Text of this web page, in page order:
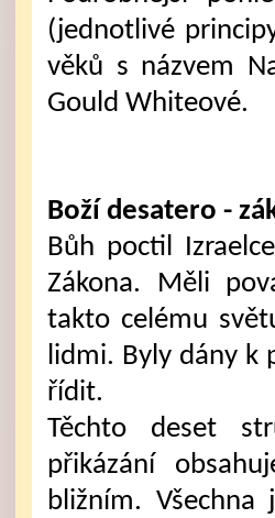
(jednotlivé
věků s názvem
Gould Whiteové.
Boží desatero -
Bůh poctil
Zákona. Měli
takto celému
lidmi. Byly dány k
řídit.
Těchto deset
přikázání
bližním. Všechna